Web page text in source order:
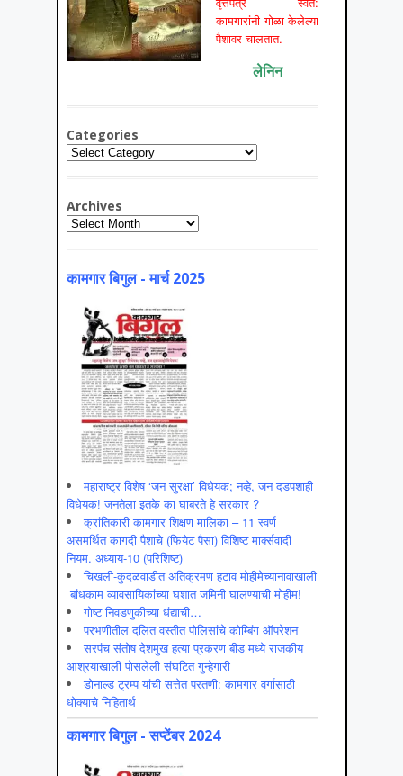
कामगारांनी गोळा केलेल्या
पैशावर चालतात.
लेनिन
Categories
Categories
Archives
Archives
कामगार बिगुल - मार्च 2025
महाराष्ट्र विशेष ‘जन सुरक्षा’ विधेयक; नव्हे, जन दडपशाही
विधेयक! जनतेला इतके का घाबरते हे सरकार ?
क्रांतिकारी कामगार शिक्षण मालिका – 11 स्वर्ण
असमर्थित कागदी पैशाचे (फियेट पैसा) विशिष्ट मार्क्सवादी
नियम. अध्याय-10 (परिशिष्ट)
चिखली-कुदळवाडीत अतिक्रमण हटाव मोहीमेच्यानावाखाली
बांधकाम व्यावसायिकांच्या घशात जमिनी घालण्याची मोहीम!
गोष्ट निवडणुकीच्या धंद्याची…
परभणीतील दलित वस्तीत पोलिसांचे कोम्बिंग ऑपरेशन
सरपंच संतोष देशमुख हत्या प्रकरण बीड मध्ये राजकीय
आश्रयाखाली पोसलेली संघटित गुन्हेगारी
डोनाल्ड ट्रम्प यांची सत्तेत परतणी: कामगार वर्गासाठी
धोक्याचे निहितार्थ
कामगार बिगुल - सप्टेंबर 2024